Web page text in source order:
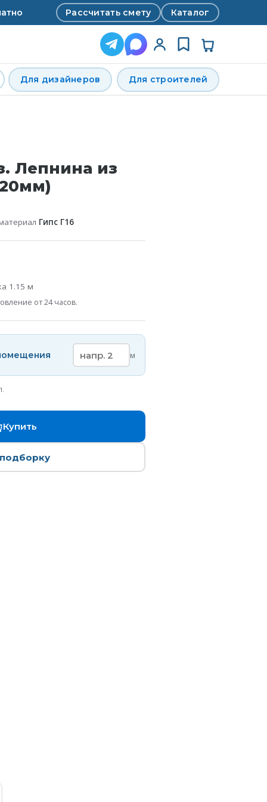
Рассчитать смету Каталог
Для дизайнеров Для строителей
Лепнина из
Гипс Г16
1.15 м
от 24 часов.
м
Купить